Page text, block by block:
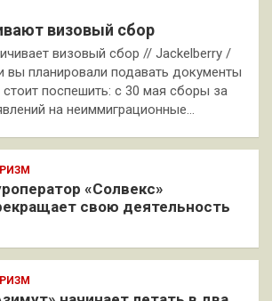
визовый сбор
визовый сбор // Jackelberry /
вы планировали подавать документы
поспешить: с 30 мая сборы за
на неиммиграционные…
«Солвекс»
свою деятельность